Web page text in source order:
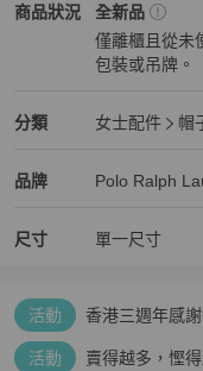
商品狀況
Polo Ralph Lauren女士配
全新品
僅離櫃且從未
包裝或吊牌。
分類
Polo Ralph Lauren女士配
女士配件
帽
品牌
Polo Ralph Lauren精品
Polo Ralph
Polo Ralph Lauren推薦
尺寸 單一尺寸
活動
香港三週年感
活動
賣得越多，慳